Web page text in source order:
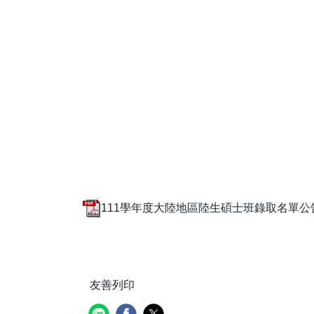
111學年度大陸地區陸生碩士班錄取名單公
友善列印